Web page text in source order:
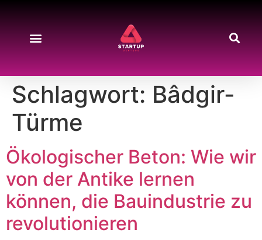
Schlagwort: Bâdgir-
Türme
Ökologischer Beton: Wie wir
von der Antike lernen
können, die Bauindustrie zu
revolutionieren